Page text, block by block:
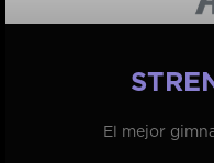
El mejor